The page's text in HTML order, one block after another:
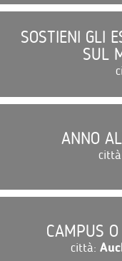
SOSTIENI GLI
SUL
ANNO
CAMPUS
città: